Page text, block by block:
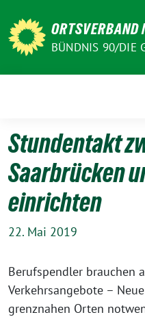
zum
Inhalt
ORTSVERBAND
BÜNDNIS 90/DIE
Stundentakt
Saarbrücken
einrichten
22. Mai 2019
Berufspendler brauchen
Verkehrsangebote –
grenznahen Orten